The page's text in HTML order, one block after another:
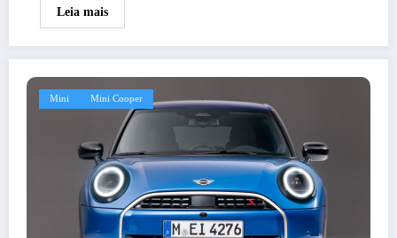
Leia mais
Mini Mini Cooper